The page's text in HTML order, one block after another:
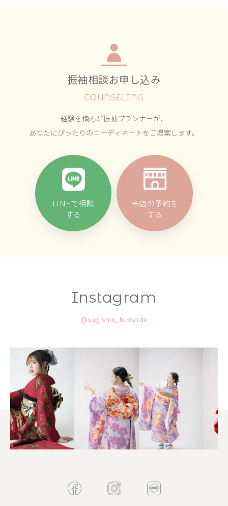
来店の予約を
する
振袖相談お申し込み
COUNSELING
経験を積んだ振袖プランナーが、
あなたにぴったりのコーディネートをご提案します。
LINEで相談
する
Instagram
@sugishin_furisode